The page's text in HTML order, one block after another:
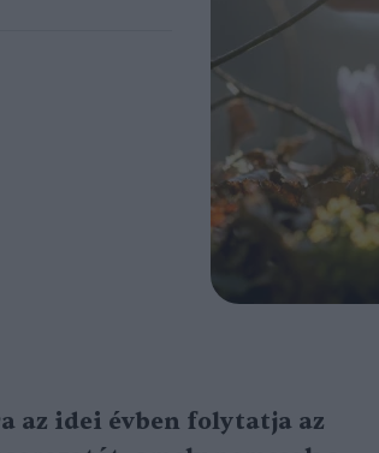
az idei évben folytatja az